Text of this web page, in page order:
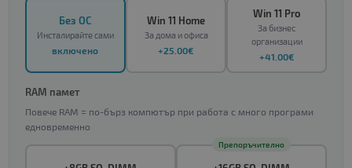
Без ОС
Инсталирайте сами
включено
Win 11 Home
За дома и офиса
+25.00€
Win 11 Pro
За бизнес
организации
+41.00€
RAM памет
Повече RAM = по-бърз компютър при работа с много програми
едновременно
Препоръчително